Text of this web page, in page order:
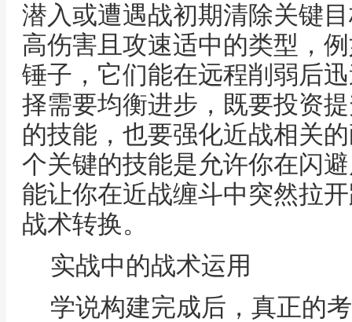
潜入或遭遇战初期清除关键
高伤害且攻速适中的类型，
锤子，它们能在远程削弱后
择需要均衡进步，既要投资
的技能，也要强化近战相关
个关键的技能是允许你在闪
能让你在近战缠斗中突然拉
战术转换。
实战中的战术运用
学说构建完成后，真正的